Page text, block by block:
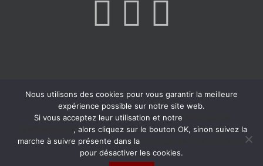
Nous utilisons des cookies pour vous garantir la meilleure
expérience possible sur notre site web.
Si vous acceptez leur utilisation et notre
, alors cliquez sur le bouton OK, sinon suivez la
marche à suivre présente dans la
pour désactiver les cookies.